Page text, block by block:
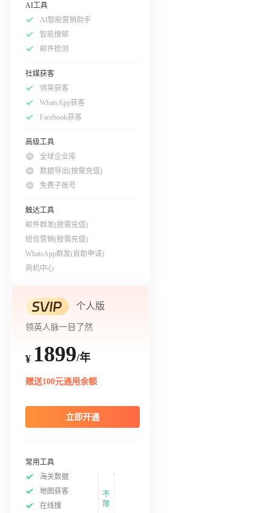
AI工具
AI智能营销助手
智能搜邮
邮件检测
社媒获客
领英获客
WhatsApp获客
Facebook获客
高级工具
全球企业库
数据导出(按需充值)
免费子账号
触达工具
邮件群发(按需充值)
短信营销(按需充值)
WhatsApp群发(自助申请)
商机中心
个人版
领英人脉一目了然
¥ 1899/年
赠送100元通用余额
立即开通
常用工具
海关数据
地图获客
在线搜
不
限